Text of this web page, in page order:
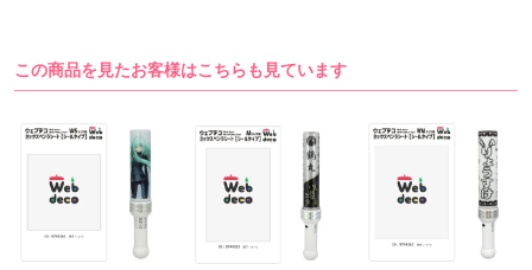
この商品を見たお客様はこちらも見ています